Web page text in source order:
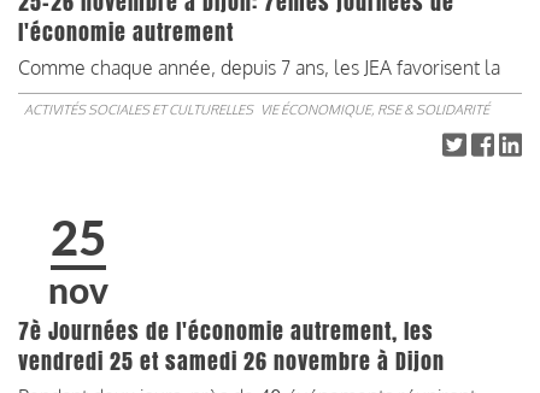
l'économie autrement
Comme chaque année, depuis 7 ans, les JEA favorisent la
ACTIVITÉS SOCIALES ET CULTURELLES VIE ÉCONOMIQUE, RSE & SOLIDARITÉ
25
nov
7è Journées de l'économie autrement, les
vendredi 25 et samedi 26 novembre à Dijon